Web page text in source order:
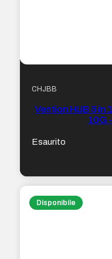
CHJBB
Vention HUB 5 in
10G
Esaurito
Disponibile